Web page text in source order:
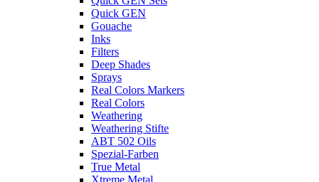
Quick GEN
Gouache
Inks
Filters
Deep Shades
Sprays
Real Colors Markers
Real Colors
Weathering
Weathering Stifte
ABT 502 Oils
Spezial-Farben
True Metal
Xtreme Metal